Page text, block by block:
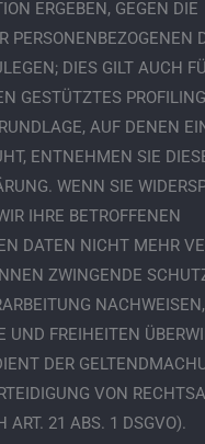
ERGEBEN, GEGEN DIE
PERSONENBEZOGENEN
DIES GILT AUCH
GESTÜTZTES
AUF DENEN
ENTNEHMEN SIE
WENN SIE
IHRE BETROFFENEN
DATEN NICHT MEHR
ZWINGENDE
UND FREIHEITEN
DER
VON
ART. 21 ABS. 1 DSGVO).